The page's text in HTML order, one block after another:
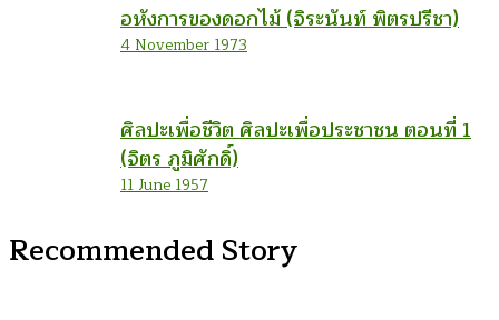
อหังการของดอกไม้ (จิระนันท์ พิตรปรีชา)
4 November 1973
ศิลปะเพื่อชีวิต ศิลปะเพื่อประชาชน ตอนที่ 1
(จิตร ภูมิศักดิ์)
11 June 1957
Recommended Story